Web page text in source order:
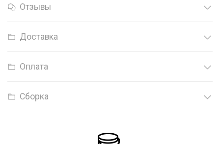
Отзывы
Доставка
Оплата
Сборка